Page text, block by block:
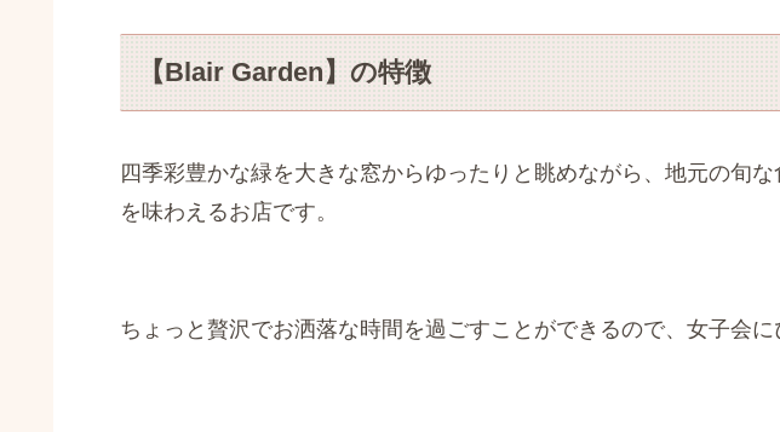
【Blair Garden】の特徴
四季彩豊かな緑を大きな窓からゆったりと眺めながら、地元の旬
を味わえるお店です。
ちょっと贅沢でお洒落な時間を過ごすことができるので、女子会に